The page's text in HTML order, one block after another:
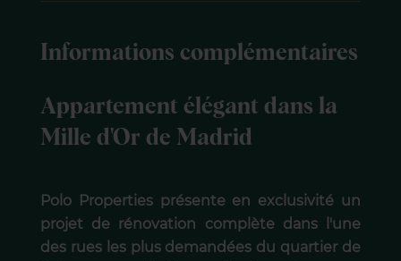
Informations complémentaires
Appartement élégant dans la
Mille d'Or de Madrid
Polo Properties présente en exclusivité un
projet de rénovation complète dans l'une
des rues les plus demandées du quartier de